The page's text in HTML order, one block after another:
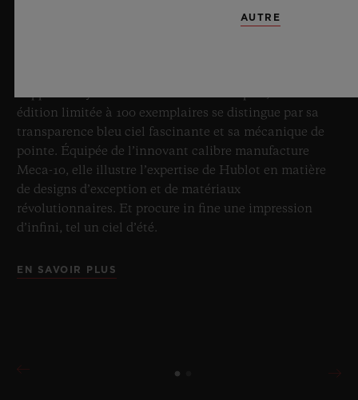
Sapphire Sky Blue. Réalisée en verre saphir, cette
édition limitée à 100 exemplaires se distingue par sa
transparence bleu ciel fascinante et sa mécanique de
pointe. Équipée de l’innovant calibre manufacture
Meca-10, elle illustre l’expertise de Hublot en matière
de designs d’exception et de matériaux
révolutionnaires. Et procure in fine une impression
d’infini, tel un ciel d’été.
EN SAVOIR PLUS
AUTRE